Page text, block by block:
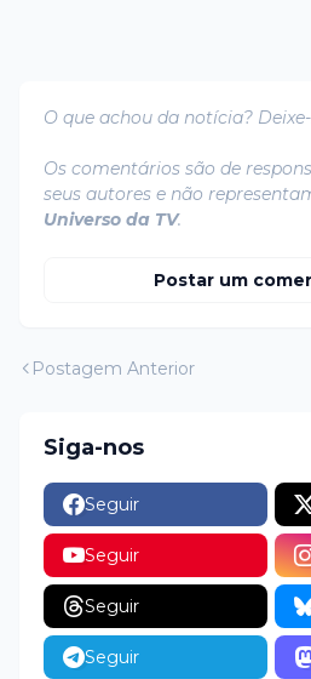
O que achou da notícia?
Os comentários são de
seus autores e não
Universo da TV.
Postar um
Postagem Anterior
Siga-nos
Seguir
Seguir
Seguir
Seguir